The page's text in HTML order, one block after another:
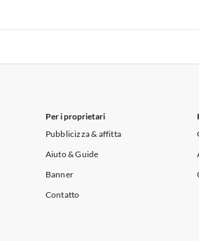
Per i proprietari
Pubblicizza & affitta
Aiuto & Guide
Banner
Contatto